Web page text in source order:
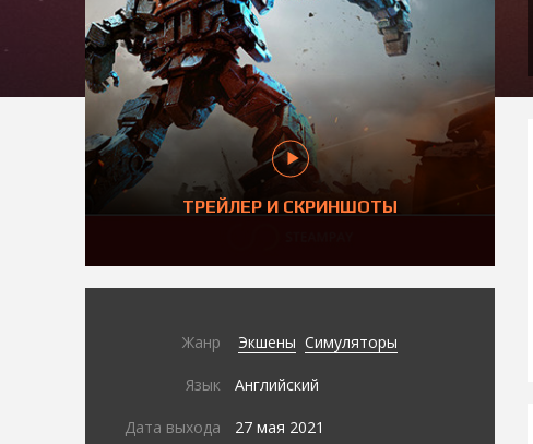
ТРЕЙЛЕР И СКРИНШОТЫ
Жанр Экшены Симуляторы
Язык Английский
Дата выхода 27 мая 2021